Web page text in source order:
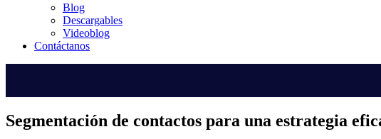
Blog
Descargables
Videoblog
Contáctanos
Segmentación de contactos para una estrategia